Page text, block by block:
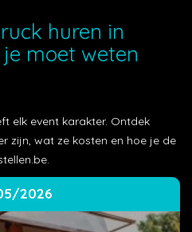
huren in
moet weten
elk event karakter. Ontdek
zijn, wat ze kosten en hoe je de
2026